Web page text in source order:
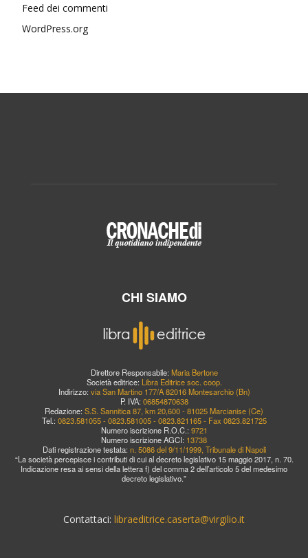
Feed dei commenti
WordPress.org
CHI SIAMO
Direttore Responsabile: Maria Bertone
Società editrice: Libra Editrice soc. coop.
Indirizzo: via San Martino 177/A 82016 Montesarchio (Bn)
P. IVA: 06854870638
Redazione: S.S. Sannitica 87, km 20,600 - 81025 Marcianise (Ce)
Tel.: 0823.581055 - 0823.581005 - 0823.821165 - Fax 0823.821725
Numero iscrizione R.O.C.: 9721
Numero iscrizione AGCI: 13738
Dati registrazione testata: n. 5086 del 9/11/1999, Tribunale di Napoli
“La società percepisce i contributi di cui al decreto legislativo 15 maggio 2017, n. 70.
Indicazione resa ai sensi della lettera f) del comma 2 dell’articolo 5 del medesimo
decreto legislativo.”
Contattaci: libraeditrice.caserta@virgilio.it